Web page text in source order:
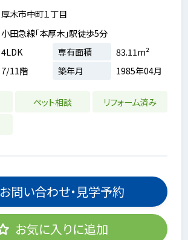
厚木市中町１丁目
小田急線「本厚木」駅徒歩5分
4LDK 専有面積
83.11m²
7/11階 築年月 1985年04月
ペット相談
リフォーム済み
お問い合わせ・見学予約
お気に入りに追加